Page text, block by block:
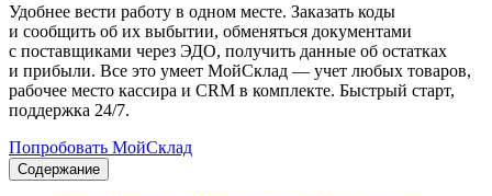
Удобнее вести работу в одном месте. Заказать коды
и сообщить об их выбытии, обменяться документами
с поставщиками через ЭДО, получить данные об остатках
и прибыли. Все это умеет МойСклад — учет любых товаров,
рабочее место кассира и CRM в комплекте. Быстрый старт,
поддержка 24/7.
Попробовать МойСклад
Содержание